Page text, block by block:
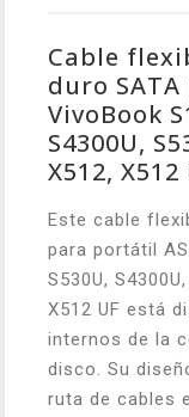
Cable
duro
VivoBook
S4300U,
X512, X512
Este cable
para portátil
S530U,
X512 UF está
internos de la
disco. Su
ruta de cables